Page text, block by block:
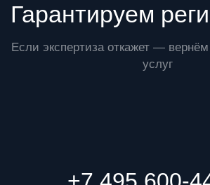
Гарантируем
Если экспертиза откажет —
услуг